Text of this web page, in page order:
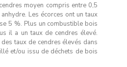
moyen compris entre 0,5
Les écorces ont un taux
5 %. Plus un combustible bois
il a un taux de cendres élevé.
taux de cendres élevés dans
et/ou issu de déchets de bois